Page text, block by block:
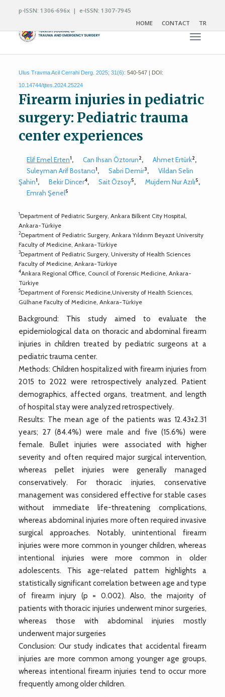
p-ISSN: 1306-696x | e-ISSN: 1307-7945
HOME
CONTACT TR
Toggle
Ulus Travma Acil Cerrahi Derg. 2025; 31(6): 540-547 | DOI:
10.14744/tjtes.2024.25224
Firearm injuries in pediatric
surgery: Pediatric trauma
center experiences
Elif Emel Erten1, Can Ihsan Öztorun2, Ahmet Ertürk2,
Suleyman Arif Bostancı1, Sabri Demir3,
Vildan Selin
Şahin1, Bekir Dincer4, Sait Özsoy5, Mujdem Nur Azılı5,
Emrah Şenel5
1Department of Pediatric Surgery, Ankara Bilkent City Hospital,
Ankara-Türkiye
2Department of Pediatric Surgery, Ankara Yıldırım Beyazıt University
Faculty of Medicine, Ankara-Türkiye
3Department of Pediatric Surgery, University of Health Sciences
Faculty of Medicine, Ankara-Türkiye
4Ankara Regional Office, Council of Forensic Medicine, Ankara-
Türkiye
5Department of Forensic Medicine,University of Health Sciences,
Gülhane Faculty of Medicine, Ankara-Türkiye
Background: This study aimed to evaluate the
epidemiological data on thoracic and abdominal firearm
injuries in children treated by pediatric surgeons at a
pediatric trauma center.
Methods: Children hospitalized with firearm injuries from
2015 to 2022 were retrospectively analyzed. Patient
demographics, affected organs, treatment, and length
of hospital stay were analyzed retrospectively.
Results: The mean age of the patients was 12.43±2.31
years; 27 (84.4%) were male and five (15.6%) were
female. Bullet injuries were associated with higher
severity and often required major surgical intervention,
whereas pellet injuries were generally managed
conservatively. For thoracic injuries, conservative
management was considered effective for stable cases
without immediate life-threatening complications,
whereas abdominal injuries more often required invasive
surgical approaches. Notably, unintentional firearm
injuries were more common in younger children, whereas
intentional injuries were more common in older
adolescents. This age-related pattern highlights a
statistically significant correlation between age and type
of firearm injury (p = 0.002). Also, the majority of
patients with thoracic injuries underwent minor surgeries,
whereas those with abdominal injuries mostly
underwent major surgeries
Conclusion: Our study indicates that accidental firearm
injuries are more common among younger age groups,
whereas intentional firearm injuries tend to occur more
frequently among older children.